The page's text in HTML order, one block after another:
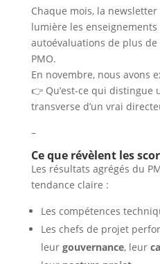
Chaque mois, la
lumière les enseignements
autoévaluations de plus
PMO.
En novembre, nous avons
👉 Qu’est-ce qui distingue
transverse d’un vrai
–
Ce que révèlent les
Les résultats agrégés du
tendance claire :
Les compétences
Les chefs de projet
leur gouvernance, leur